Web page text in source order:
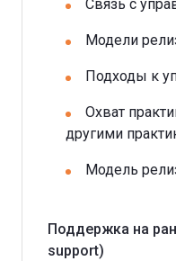
Связь с
Модели
Подходы к
Охват
другими
Модель
Поддержка на
support)